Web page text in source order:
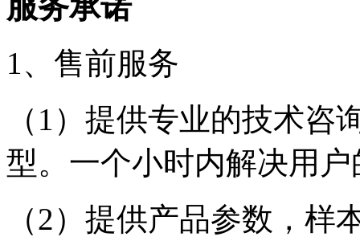
服务承诺
1、售前服务
（1）提供专业的技术
型。一个小时内解决用
（2）提供产品参数，